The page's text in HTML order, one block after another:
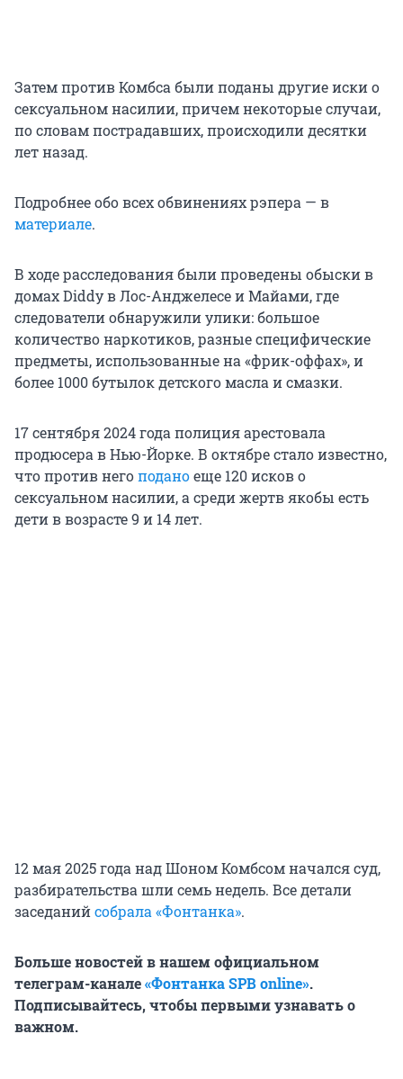
Затем против Комбса были поданы другие иски о
сексуальном насилии, причем некоторые случаи,
по словам пострадавших, происходили десятки
лет назад.
Подробнее обо всех обвинениях рэпера — в
материале.
В ходе расследования были проведены обыски в
домах Diddy в Лос-Анджелесе и Майами, где
следователи обнаружили улики: большое
количество наркотиков, разные специфические
предметы, использованные на «фрик-оффах», и
более 1000 бутылок детского масла и смазки.
17 сентября 2024 года полиция арестовала
продюсера в Нью-Йорке. В октябре стало известно,
что против негоподаноеще 120 исков о
сексуальном насилии, а среди жертв якобы есть
дети в возрасте 9 и 14 лет.
12 мая 2025 года над Шоном Комбсом начался суд,
разбирательства шли семь недель. Все детали
заседанийсобрала «Фонтанка».
Больше новостей в нашем официальном
телеграм-канале«Фонтанка SPB online».
Подписывайтесь, чтобы первыми узнавать о
важном.